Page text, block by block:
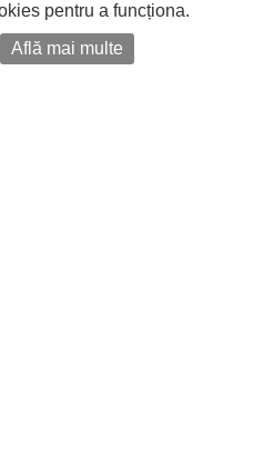
pentru a funcționa.
Află mai multe